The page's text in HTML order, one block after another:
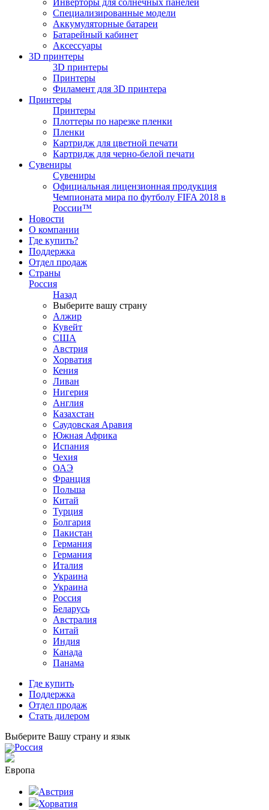
Инверторы для солнечных панелей
Специализированные модели
Аккумуляторные батареи
Батарейный кабинет
Аксессуары
3D принтеры
3D принтеры
Принтеры
Филамент для 3D принтера
Принтеры
Принтеры
Плоттеры по нарезке пленки
Пленки
Картридж для цветной печати
Картридж для черно-белой печати
Сувениры
Сувениры
Официальная лицензионная продукция
Чемпионата мира по футболу FIFA 2018 в
России™
Новости
О компании
Где купить?
Поддержка
Отдел продаж
Страны
Россия
Назад
Выберите вашу страну
Алжир
Кувейт
США
Австрия
Хорватия
Кения
Ливан
Нигерия
Англия
Казахстан
Саудовская Аравия
Южная Африка
Испания
Чехия
ОАЭ
Франция
Польша
Китай
Турция
Болгария
Пакистан
Германия
Германия
Италия
Украина
Украина
Россия
Беларусь
Австралия
Китай
Индия
Канада
Панама
Где купить
Поддержка
Отдел продаж
Стать дилером
Выберите Вашу страну и язык
Россия
Европа
Австрия
Хорватия